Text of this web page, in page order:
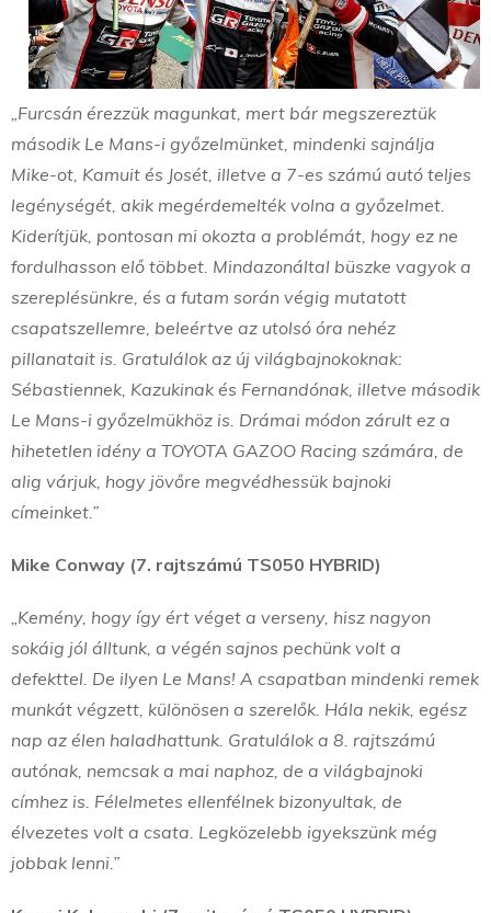
„Furcsán érezzük magunkat, mert bár megszereztük
második Le Mans-i győzelmünket, mindenki sajnálja
Mike-ot, Kamuit és Josét, illetve a 7-es számú autó teljes
legénységét, akik megérdemelték volna a győzelmet.
Kiderítjük, pontosan mi okozta a problémát, hogy ez ne
fordulhasson elő többet. Mindazonáltal büszke vagyok a
szereplésünkre, és a futam során végig mutatott
csapatszellemre, beleértve az utolsó óra nehéz
pillanatait is. Gratulálok az új világbajnokoknak:
Sébastiennek, Kazukinak és Fernandónak, illetve második
Le Mans-i győzelmükhöz is. Drámai módon zárult ez a
hihetetlen idény a TOYOTA GAZOO Racing számára, de
alig várjuk, hogy jövőre megvédhessük bajnoki
címeinket.”
Mike Conway (7. rajtszámú TS050 HYBRID)
„Kemény, hogy így ért véget a verseny, hisz nagyon
sokáig jól álltunk, a végén sajnos pechünk volt a
defekttel. De ilyen Le Mans! A csapatban mindenki remek
munkát végzett, különösen a szerelők. Hála nekik, egész
nap az élen haladhattunk. Gratulálok a 8. rajtszámú
autónak, nemcsak a mai naphoz, de a világbajnoki
címhez is. Félelmetes ellenfélnek bizonyultak, de
élvezetes volt a csata. Legközelebb igyekszünk még
jobbak lenni.”